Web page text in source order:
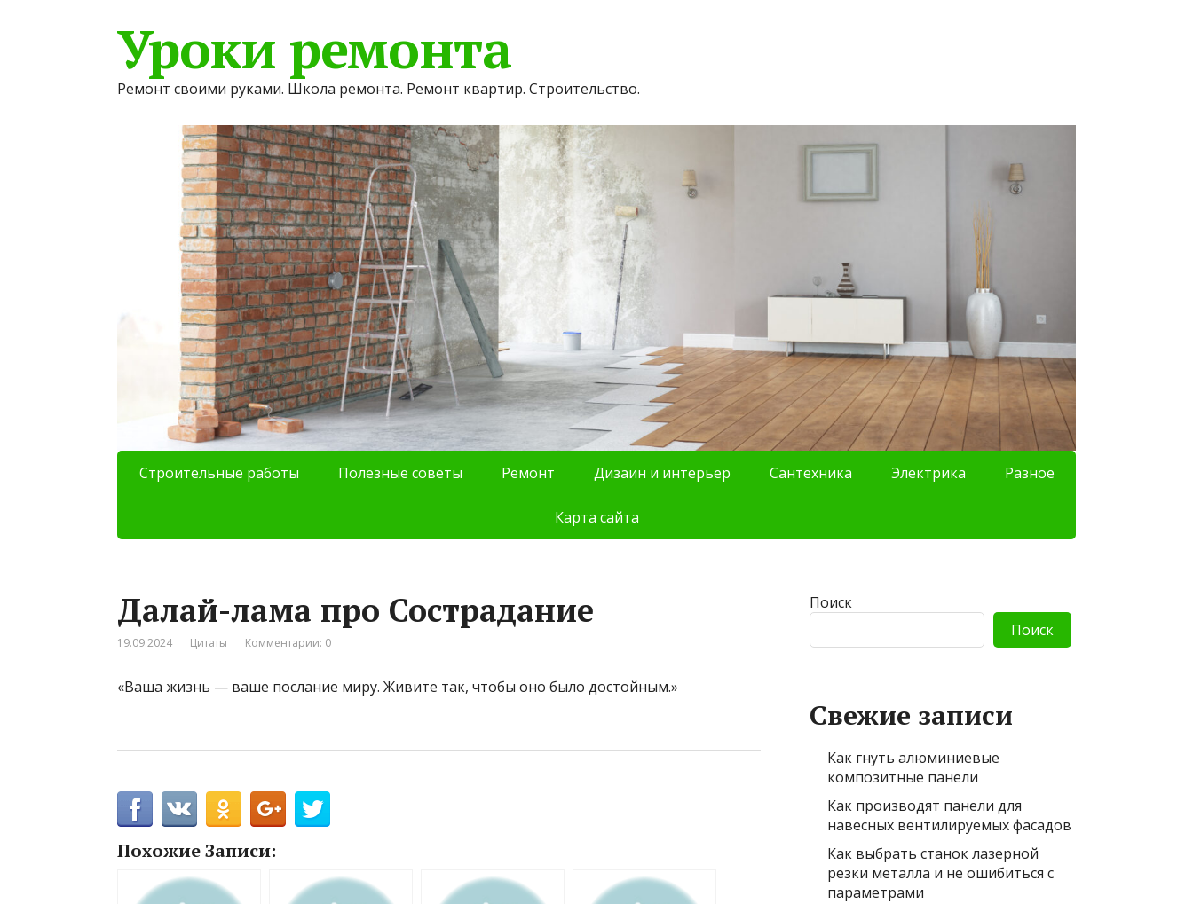
Уроки ремонта
Ремонт своими руками. Школа ремонта. Ремонт квартир. Строительство.
Строительные работы Полезные советы Ремонт Дизаин и интерьер Сантехника Электрика Разное
Карта сайта
Далай-лама про Сострадание
19.09.2024 Цитаты Комментарии: 0
«Ваша жизнь — ваше послание миру. Живите так, чтобы оно было достойным.»
Похожие Записи:
Поиск
Поиск
Свежие записи
Как гнуть алюминиевые
композитные панели
Как производят панели для
навесных вентилируемых фасадов
Как выбрать станок лазерной
резки металла и не ошибиться с
параметрами